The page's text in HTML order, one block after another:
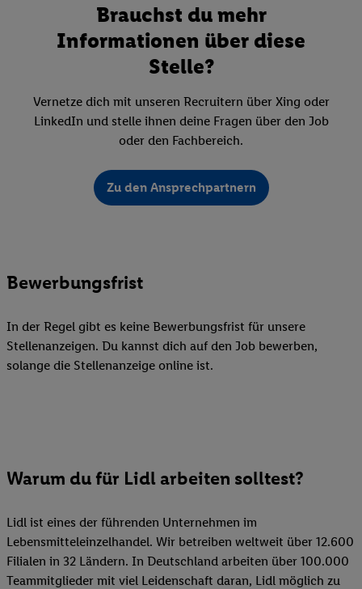
Brauchst du mehr
Informationen über diese
Stelle?
Vernetze dich mit unseren Recruitern über Xing oder
LinkedIn und stelle ihnen deine Fragen über den Job
oder den Fachbereich.
Zu den Ansprechpartnern
Bewerbungsfrist
In der Regel gibt es keine Bewerbungsfrist für unsere
Stellenanzeigen. Du kannst dich auf den Job bewerben,
solange die Stellenanzeige online ist.
Warum du für Lidl arbeiten solltest?
Lidl ist eines der führenden Unternehmen im
Lebensmitteleinzelhandel. Wir betreiben weltweit über 12.600
Filialen in 32 Ländern. In Deutschland arbeiten über 100.000
Teammitglieder mit viel Leidenschaft daran, Lidl möglich zu